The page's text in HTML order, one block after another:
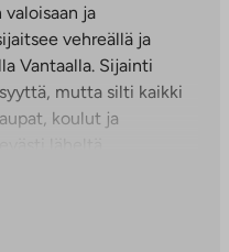
ja
vehreällä ja
Vantaalla. Sijainti
mutta silti kaikki
koulut ja
hyödyntää neliöt